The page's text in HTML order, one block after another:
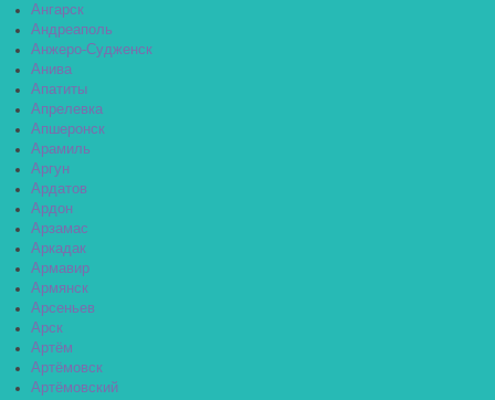
Ангарск
Андреаполь
Анжеро-Судженск
Анива
Апатиты
Апрелевка
Апшеронск
Арамиль
Аргун
Ардатов
Ардон
Арзамас
Аркадак
Армавир
Армянск
Арсеньев
Арск
Артём
Артёмовск
Артёмовский